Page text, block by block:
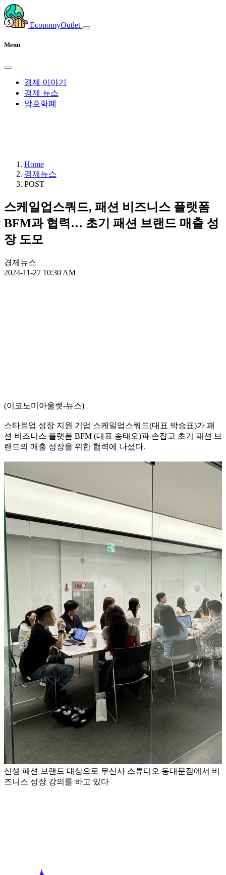
EconomyOutlet
Menu
경제 이야기
경제 뉴스
암호화폐
Home
경제뉴스
POST
스케일업스쿼드, 패션 비즈니스 플랫폼
BFM과 협력… 초기 패션 브랜드 매출 성
장 도모
경제뉴스
2024-11-27 10:30 AM
(이코노미아울렛-뉴스)
스타트업 성장 지원 기업 스케일업스쿼드(대표 박승표)가 패
션 비즈니스 플랫폼 BFM (대표 송태오)과 손잡고 초기 패션 브
랜드의 매출 성장을 위한 협력에 나섰다.
신생 패션 브랜드 대상으로 무신사 스튜디오 동대문점에서 비
즈니스 성장 강의를 하고 있다